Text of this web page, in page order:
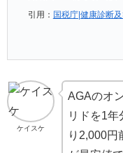
引用： 国税庁|健康診断
ケイスケ
AGAのオ
リドを1
り2,000円